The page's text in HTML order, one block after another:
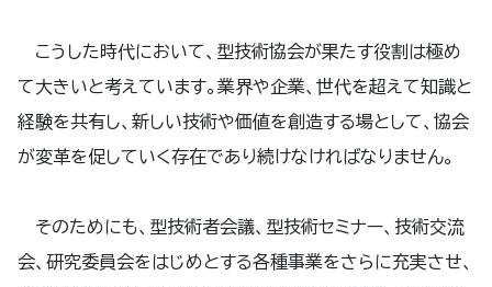
こうした時代において、型技術協会が果たす役割は極め
て大きいと考えています。業界や企業、世代を超えて知識と
経験を共有し、新しい技術や価値を創造する場として、協会
が変革を促していく存在であり続けなければなりません。
そのためにも、型技術者会議、型技術セミナー、技術交流
会、研究委員会をはじめとする各種事業をさらに充実させ、